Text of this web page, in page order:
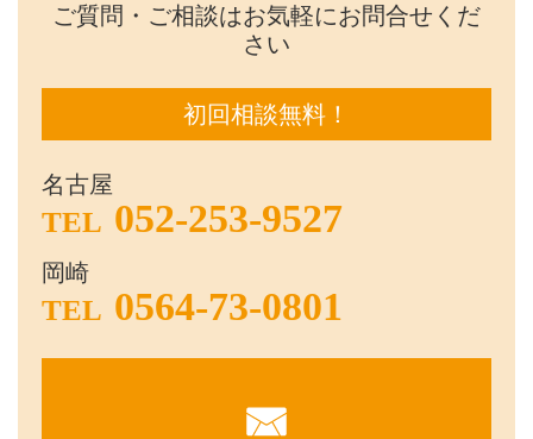
ご質問・ご相談はお気軽にお問合せくだ
さい
初回相談無料！
名古屋
TEL 052-253-9527
岡崎
TEL 0564-73-0801